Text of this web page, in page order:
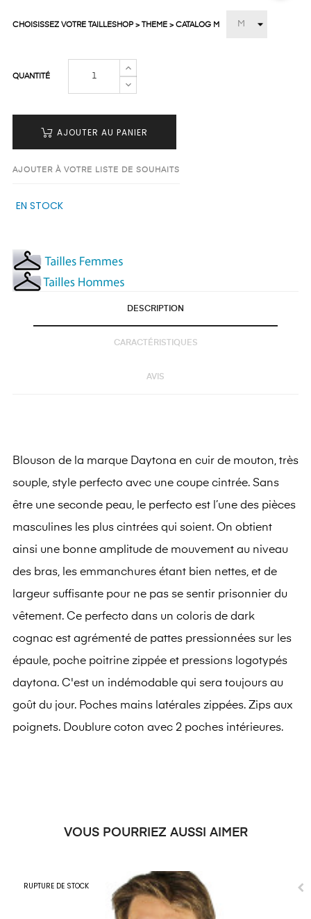
CHOISISSEZ VOTRE TAILLESHOP > THEME > CATALOG M
QUANTITÉ
AJOUTER AU PANIER
AJOUTER À VOTRE LISTE DE SOUHAITS
EN STOCK
DESCRIPTION
CARACTÉRISTIQUES
AVIS
Blouson de la marque Daytona en cuir de mouton, très
souple, style perfecto avec une coupe cintrée. Sans
être une seconde peau, le perfecto est l’une des pièces
masculines les plus cintrées qui soient. On obtient
ainsi une bonne amplitude de mouvement au niveau
des bras, les emmanchures étant bien nettes, et de
largeur suffisante pour ne pas se sentir prisonnier du
vêtement. Ce perfecto dans un coloris de dark
cognac est agrémenté de pattes pressionnées sur les
épaule, poche poitrine zippée et pressions logotypés
daytona. C'est un indémodable qui sera toujours au
goût du jour. Poches mains latérales zippées. Zips aux
poignets. Doublure coton avec 2 poches intérieures.
VOUS POURRIEZ AUSSI AIMER
RUPTURE DE STOCK